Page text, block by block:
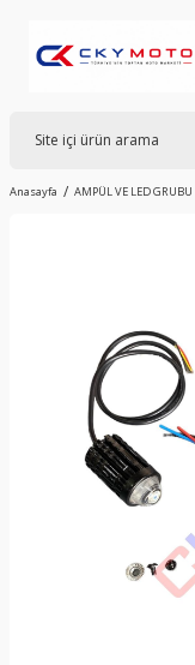
Anasayfa AMPÜL VE LED GRUBU